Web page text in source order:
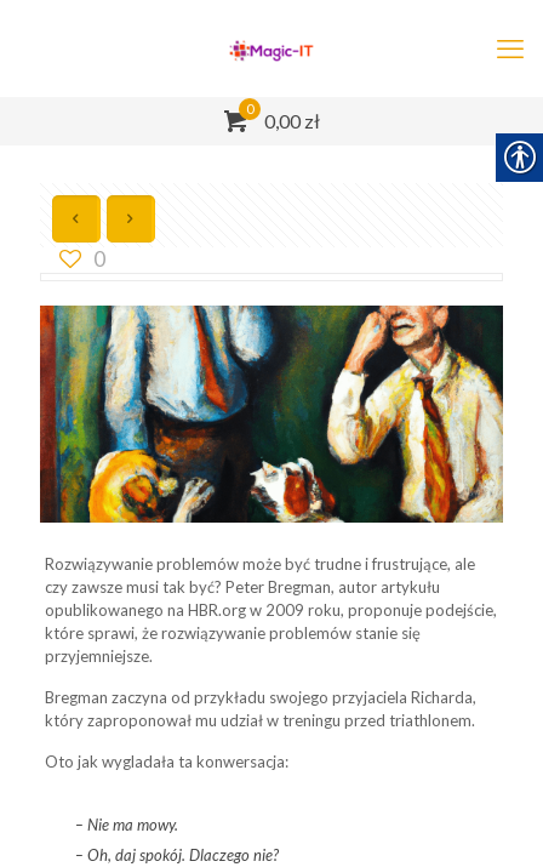
0
0,00 zł
0
Rozwiązywanie problemów może być trudne i frustrujące, ale
czy zawsze musi tak być? Peter Bregman, autor artykułu
opublikowanego na HBR.org w 2009 roku, proponuje podejście,
które sprawi, że rozwiązywanie problemów stanie się
przyjemniejsze.
Bregman zaczyna od przykładu swojego przyjaciela Richarda,
który zaproponował mu udział w treningu przed triathlonem.
Oto jak wygladała ta konwersacja:
– Nie ma mowy.
– Oh, daj spokój. Dlaczego nie?